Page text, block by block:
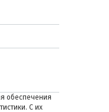
обеспечения
С их